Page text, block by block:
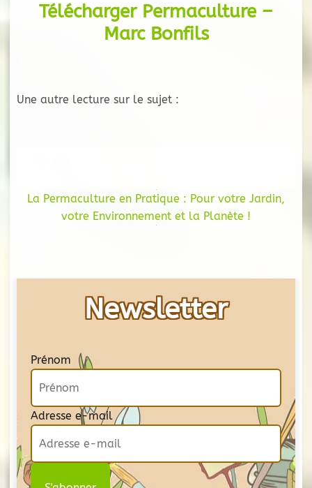
Télécharger Permaculture –
Marc Bonfils
Une autre lecture sur le sujet :
La Permaculture en Pratique : Pour votre Jardin,
votre Environnement et la Planète !
Newsletter
Prénom
Adresse e-mail